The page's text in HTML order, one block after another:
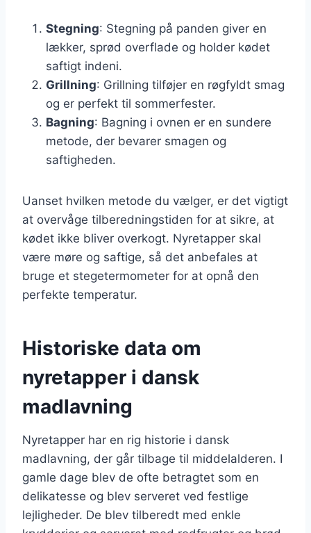
Stegning: Stegning på panden giver en
lækker, sprød overflade og holder kødet
saftigt indeni.
Grillning: Grillning tilføjer en røgfyldt smag
og er perfekt til sommerfester.
Bagning: Bagning i ovnen er en sundere
metode, der bevarer smagen og
saftigheden.
Uanset hvilken metode du vælger, er det vigtigt
at overvåge tilberedningstiden for at sikre, at
kødet ikke bliver overkogt. Nyretapper skal
være møre og saftige, så det anbefales at
bruge et stegetermometer for at opnå den
perfekte temperatur.
Historiske data om
nyretapper i dansk
madlavning
Nyretapper har en rig historie i dansk
madlavning, der går tilbage til middelalderen. I
gamle dage blev de ofte betragtet som en
delikatesse og blev serveret ved festlige
lejligheder. De blev tilberedt med enkle